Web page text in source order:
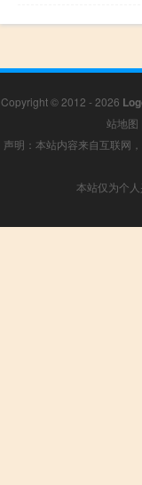
Copyright © 2012 - 2026
站地图
声明：本站内容来自互联网
本站仅为个